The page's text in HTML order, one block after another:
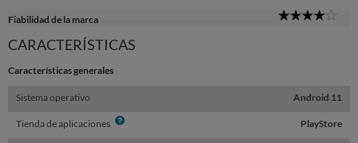
Fiabilidad de la marca
CARACTERÍSTICAS
Características generales
Sistema operativo Android 11
Tienda de aplicaciones Info PlayStore